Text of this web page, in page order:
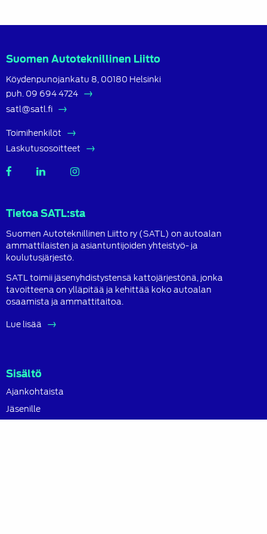
Suomen Autoteknillinen Liitto
Köydenpunojankatu 8, 00180 Helsinki
puh. 09 694 4724
satl@satl.fi
Toimihenkilöt
Laskutusosoitteet
SATL
SATL
Tietoa SATL:sta
Suomen Autoteknillinen Liitto ry (SATL) on autoalan
ammattilaisten ja asiantuntijoiden yhteistyö- ja
koulutusjärjestö.
SATL toimii jäsenyhdistystensä kattojärjestönä, jonka
tavoitteena on ylläpitää ja kehittää koko autoalan
osaamista ja ammattitaitoa.
Lue lisää
Sisältö
Ajankohtaista
Jäsenille